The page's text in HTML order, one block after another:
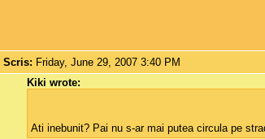
Scris: Friday, June 29, 2007 3:40 PM
Kiki wrote:
Ati inebunit? Pai nu s-ar mai putea circula pe